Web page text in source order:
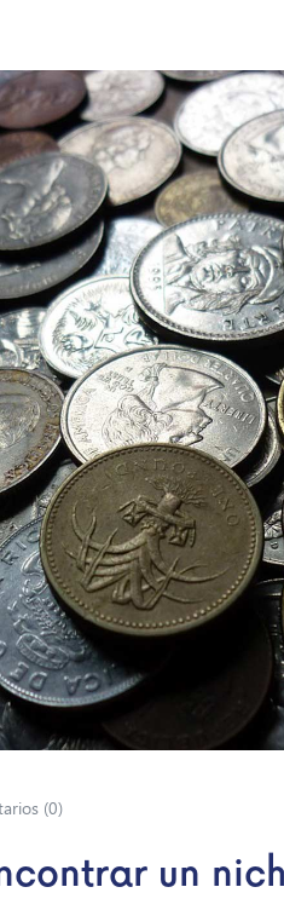
(0)
un